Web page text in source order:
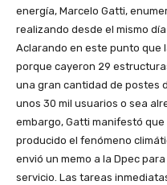
energía, Marcelo Gatti,
realizando desde el mismo
Aclarando en este punto que
porque cayeron 29
una gran cantidad de postes
unos 30 mil usuarios o sea
embargo, Gatti manifestó
producido el fenómeno
envió un memo a la Dpec
servicio. Las tareas